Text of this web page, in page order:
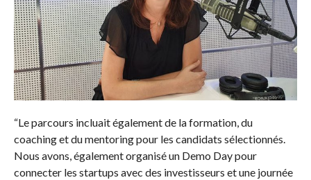
“Le parcours incluait également de la formation, du
coaching et du mentoring pour les candidats sélectionnés.
Nous avons, également organisé un Demo Day pour
connecter les startups avec des investisseurs et une journée